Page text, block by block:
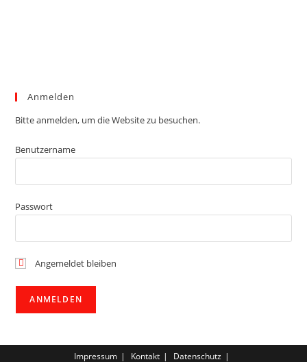
Anmelden
Bitte anmelden, um die Website zu besuchen.
Benutzername
Passwort
Angemeldet bleiben
Impressum Kontakt Datenschutz